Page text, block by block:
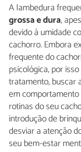
A lambedura
grossa e dura,
devido à umidade
cachorro. Embora
frequente do
psicológica, por
tratamento, buscar
em
rotinas do seu
introdução de
desviar a atenção
seu bem-estar